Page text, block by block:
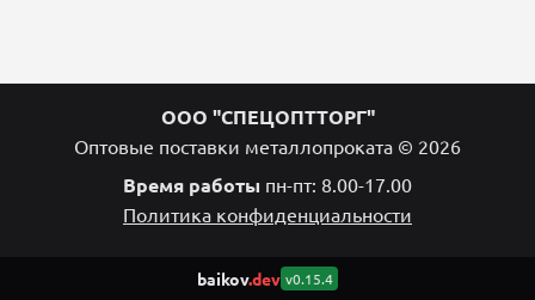
ООО "СПЕЦОПТТОРГ"
Оптовые поставки металлопроката © 2026
Время работы пн-пт: 8.00-17.00
Политика конфиденциальности
baikov.dev v0.15.4